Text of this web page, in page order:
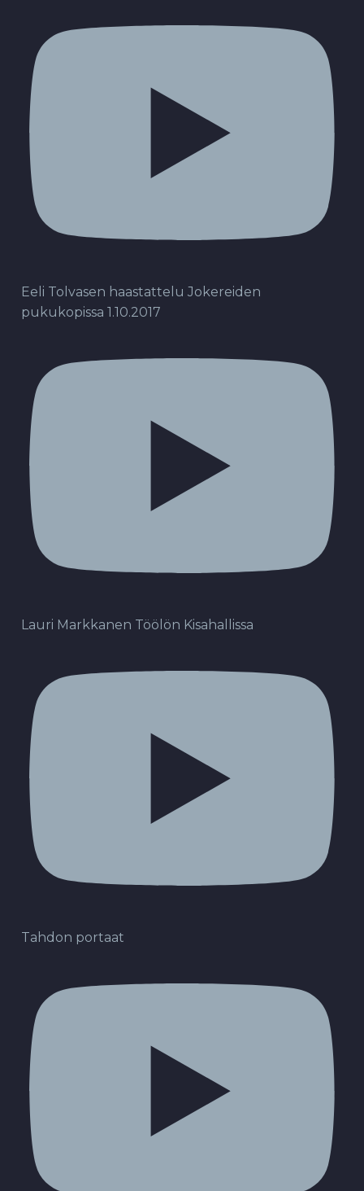
Eeli Tolvasen haastattelu Jokereiden
pukukopissa 1.10.2017
Lauri Markkanen Töölön Kisahallissa
Tahdon portaat